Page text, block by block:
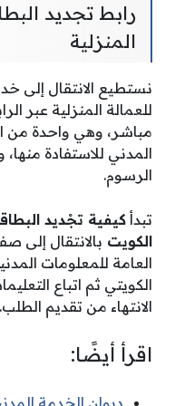
رابط تجديد
المنزلية
نستطيع الانتقال إلى
للعمالة المنزلية عبر
مباشر، وهي واحدة من
المدني للاستفادة منها،
الرسوم.
تبدأ كيفية تجْديد
الكويت بالانتقال إلى
العامة للمعلومات
الكويتي ثم اتباع
الانتهاء من تقديم الطلب.
اقرأ أيضًا: